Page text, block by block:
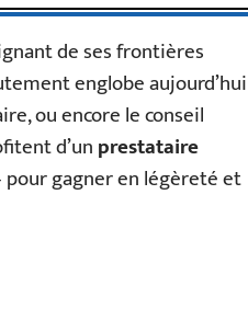
de ses frontières
englobe aujourd’hui
ou encore le conseil
d’unprestataire
pour gagner en légèreté et